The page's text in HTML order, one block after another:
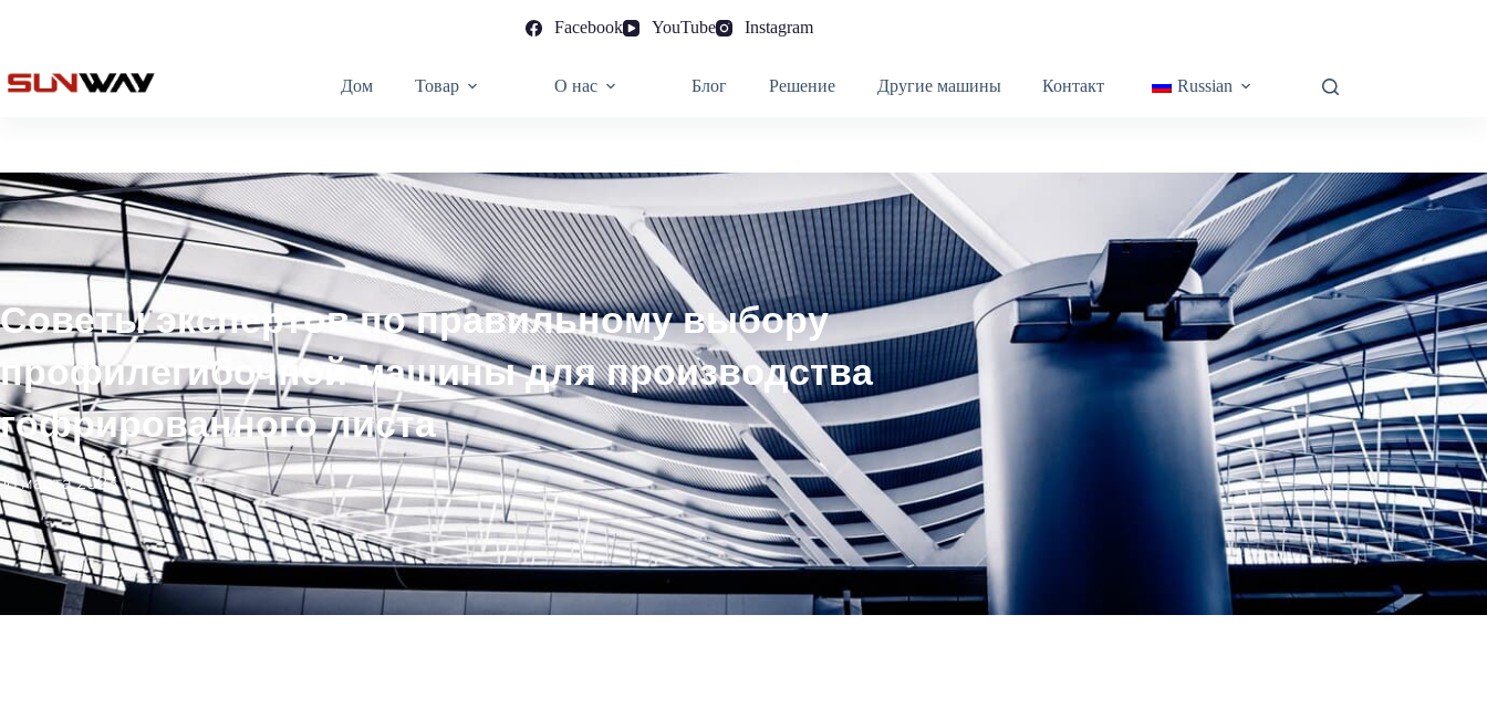
Facebook YouTube Instagram
Дом Товар О нас Блог Решение Другие машины Контакт Russian
Советы экспертов по правильному выбору
профилегибочной машины для производства
гофрированного листа
16 марта 2023 г.